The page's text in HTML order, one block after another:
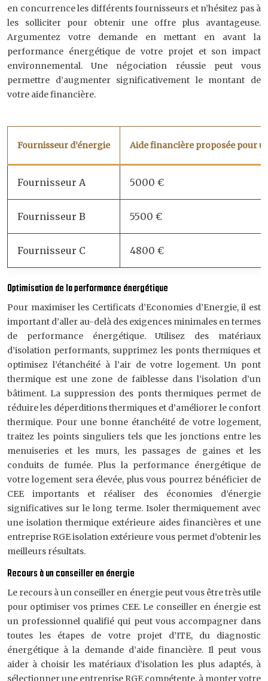
en concurrence les différents fournisseurs et n’hésitez pas à
les solliciter pour obtenir une offre plus avantageuse.
Argumentez votre demande en mettant en avant la
performance énergétique de votre projet et son impact
environnemental. Une négociation réussie peut vous
permettre d’augmenter significativement le montant de
votre aide financière.
Fournisseur d’énergie Aide financière proposée pour
Fournisseur A 5000 €
Fournisseur B 5500 €
Fournisseur C 4800 €
Optimisation de la performance énergétique
Pour maximiser les Certificats d’Economies d’Energie, il est
important d’aller au-delà des exigences minimales en termes
de performance énergétique. Utilisez des matériaux
d’isolation performants, supprimez les ponts thermiques et
optimisez l’étanchéité à l’air de votre logement. Un pont
thermique est une zone de faiblesse dans l’isolation d’un
bâtiment. La suppression des ponts thermiques permet de
réduire les déperditions thermiques et d’améliorer le confort
thermique. Pour une bonne étanchéité de votre logement,
traitez les points singuliers tels que les jonctions entre les
menuiseries et les murs, les passages de gaines et les
conduits de fumée. Plus la performance énergétique de
votre logement sera élevée, plus vous pourrez bénéficier de
CEE importants et réaliser des économies d’énergie
significatives sur le long terme. Isoler thermiquement avec
une isolation thermique extérieure aides financières et une
entreprise RGE isolation extérieure vous permet d’obtenir les
meilleurs résultats.
Recours à un conseiller en énergie
Le recours à un conseiller en énergie peut vous être très utile
pour optimiser vos primes CEE. Le conseiller en énergie est
un professionnel qualifié qui peut vous accompagner dans
toutes les étapes de votre projet d’ITE, du diagnostic
énergétique à la demande d’aide financière. Il peut vous
aider à choisir les matériaux d’isolation les plus adaptés, à
sélectionner une entreprise RGE compétente, à monter votre